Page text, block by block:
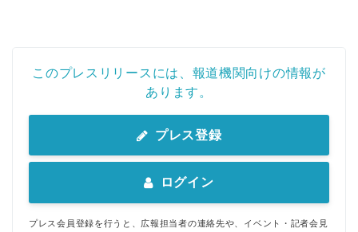
このプレスリリースには、報道機関向けの情報が
あります。
プレス登録
ログイン
プレス会員登録を行うと、広報担当者の連絡先や、イベント・記者会見